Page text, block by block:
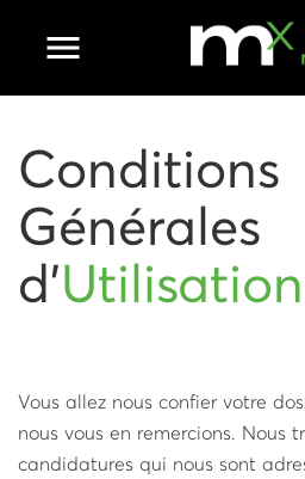
Ouvrir le menu principal
Conditions
Générales
d'Utilisation
Vous allez nous confier votre
nous vous en remercions. Nous
candidatures qui nous sont